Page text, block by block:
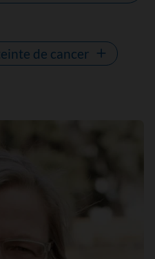
de cancer